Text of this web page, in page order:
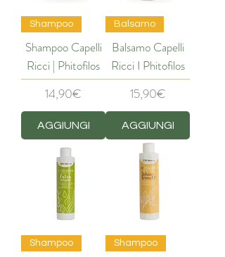
Shampoo
Shampoo Capelli
Ricci | Phitofilos
Price
14,90€
AGGIUNGI
Balsamo
Balsamo Capelli
Ricci I Phitofilos
Price
15,90€
AGGIUNGI
Shampoo Shampoo